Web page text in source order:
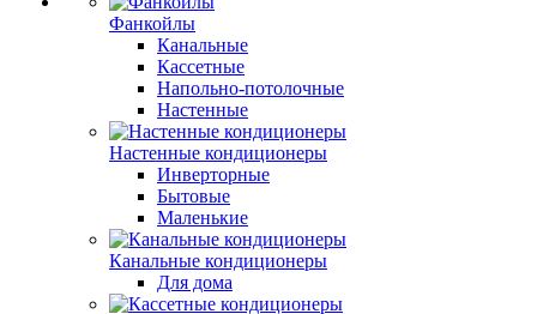
Фанкойлы
Канальные
Кассетные
Напольно-потолочные
Настенные
Настенные кондиционеры
Инверторные
Бытовые
Маленькие
Канальные кондиционеры
Для дома